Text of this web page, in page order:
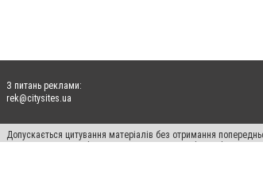
З питань реклами:
rek@citysites.ua
Допускається цитування матеріалів без отримання
пошукових систем гіперпосилання на цитовані статті не